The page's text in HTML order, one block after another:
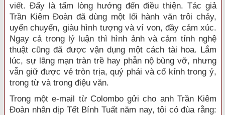
viết. Đấy là tấm lòng hướng đến điều thiện. Tác giả
Trần Kiêm Đoàn đã dùng một lối hành văn trôi chảy,
uyển chuyển, giàu hình tượng và ví von, đầy cảm xúc.
Ngay cả trong lý luận thì hình ảnh và cảm tính nghệ
thuật cũng đã được vận dụng một cách tài hoa. Lắm
lúc, sự lãng mạn tràn trề hay phẫn nộ bùng vỡ, nhưng
vẫn giữ được vẻ tròn trịa, quý phái và cổ kính trong ý,
trong từ và trong điệu văn.
Trong một e-mail từ Colombo gửi cho anh Trần Kiêm
Đoàn nhân dịp Tết Bính Tuất năm nay, tôi có đùa rằng: